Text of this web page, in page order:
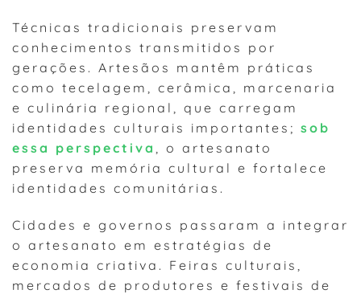
Técnicas tradicionais preservam
conhecimentos transmitidos por
gerações. Artesãos mantêm práticas
como tecelagem, cerâmica, marcenaria
e culinária regional, que carregam
identidades culturais importantes; sob
essa perspectiva , o artesanato
preserva memória cultural e fortalece
identidades comunitárias.
Cidades e governos passaram a integrar
o artesanato em estratégias de
economia criativa. Feiras culturais,
mercados de produtores e festivais de